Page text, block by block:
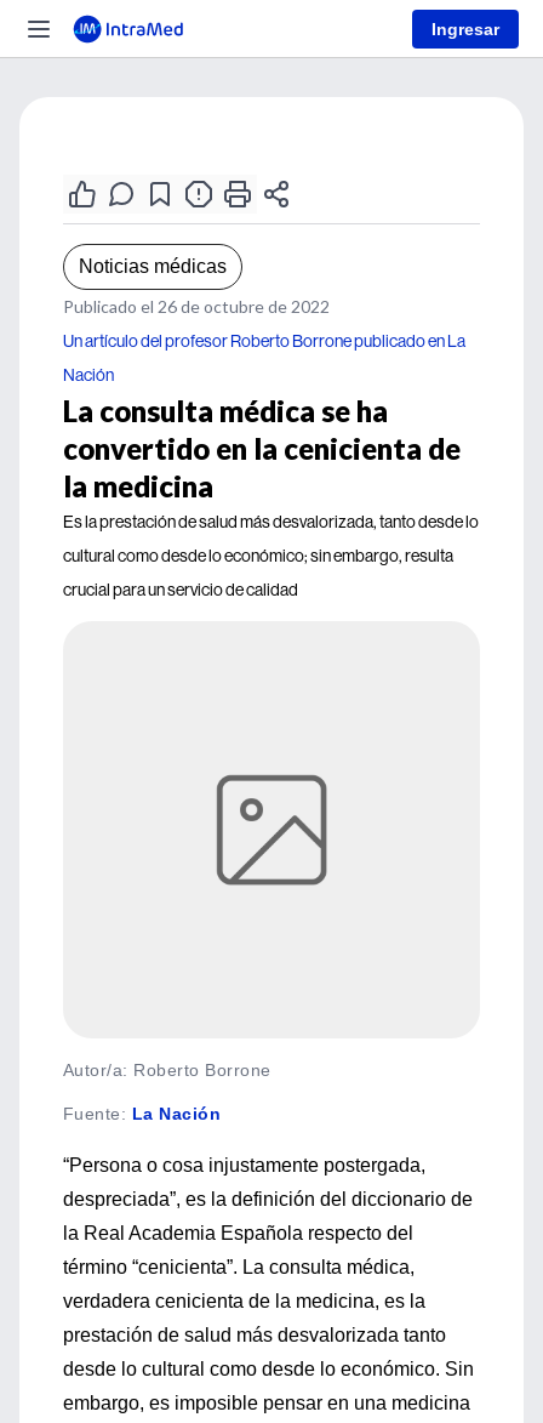
Ingresar
Noticias médicas
Publicado el 26 de octubre de 2022
Un artículo del profesor Roberto Borrone publicado en La
Nación
La consulta médica se ha
convertido en la cenicienta de
la medicina
Es la prestación de salud más desvalorizada, tanto desde lo
cultural como desde lo económico; sin embargo, resulta
crucial para un servicio de calidad
Autor/a: Roberto Borrone
Fuente: La Nación
“Persona o cosa injustamente postergada,
despreciada”, es la definición del diccionario de
la Real Academia Española respecto del
término “cenicienta”. La consulta médica,
verdadera cenicienta de la medicina, es la
prestación de salud más desvalorizada tanto
desde lo cultural como desde lo económico. Sin
embargo, es imposible pensar en una medicina